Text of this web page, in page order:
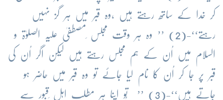
کر خدا کے ساتھ رہتے ہیں ،وہ قبر میں ہر گز نہیں
رہتے‘‘-(2) ’’ وہ ہر وقت مجلس ِمصطفیٰ علیہ الصلوٰۃ و
السلام میں اُن کے ہم مجلس رہتے ہیں لیکن اگر اُن کی
قبر پر جا کر اُن کا نام لیا جائے تو وہ قبر میں حاضر ہو
جاتے ہیں‘‘-(3) ’’ تُو اپنا ہر مطلب اہل ِقبور سے